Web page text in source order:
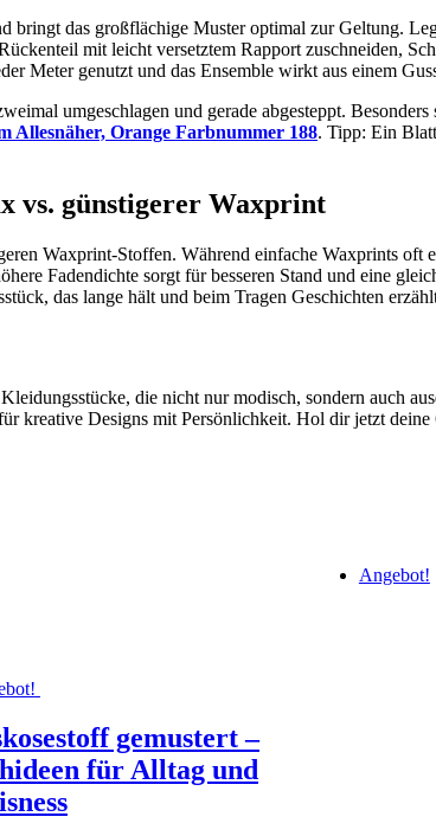
das großflächige Muster optimal zur Geltung.
mit leicht versetztem Rapport zuschneiden,
Meter genutzt und das Ensemble wirkt aus einem
umgeschlagen und gerade abgesteppt. Besonders
Allesnäher, Orange Farbnummer 188. Tipp: Ein
vs. günstigerer Waxprint
Waxprint-Stoffen. Während einfache Waxprints
Fadendichte sorgt für besseren Stand und eine
das lange hält und beim Tragen Geschichten
die nicht nur modisch, sondern auch
kreative Designs mit Persönlichkeit. Hol dir jetzt
gemustert –
für Alltag und
Angebot!